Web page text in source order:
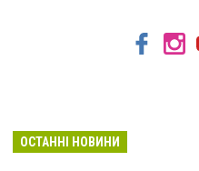
ОСТАННІ НОВИНИ